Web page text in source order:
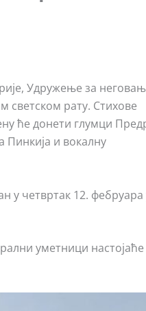
Удружење за
светском рату. Стихове
ће донети глумци
Пинкија и вокалну
четвртак 12. фебруара
уметници настојаће